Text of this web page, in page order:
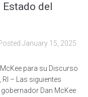
del
January 15, 2025
para su Discurso
RI – Las siguientes
Dan McKee